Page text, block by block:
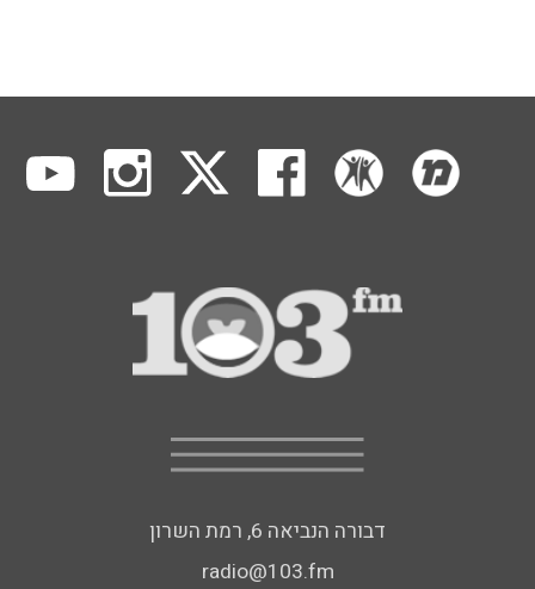
דבורה הנביאה 6, רמת השרון
radio@103.fm